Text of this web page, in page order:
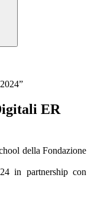
ER
della Fondazione
in partnership con